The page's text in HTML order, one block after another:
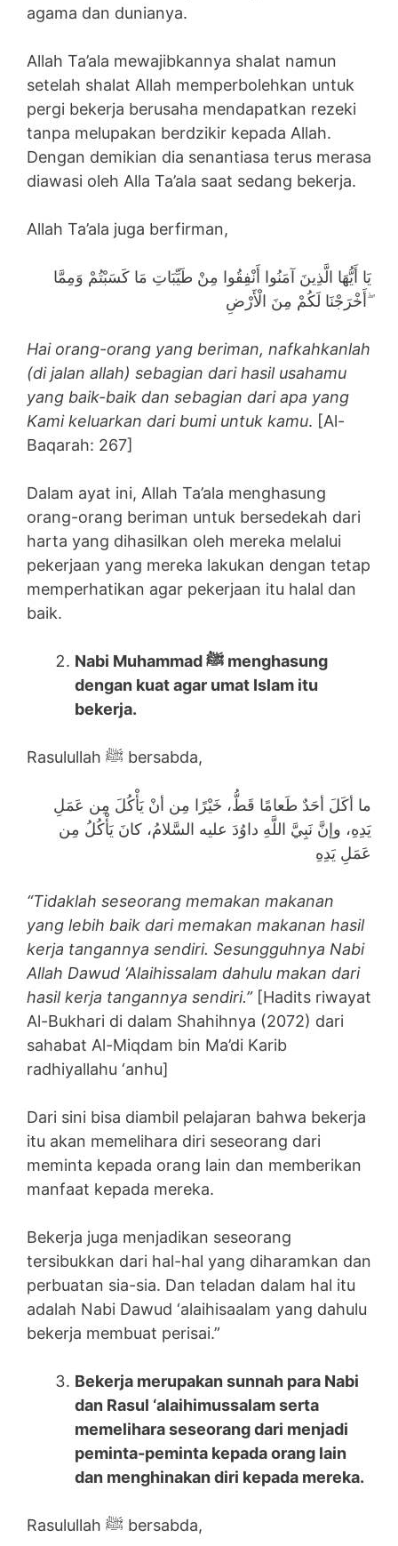
agama dan dunianya.
Allah Ta’ala mewajibkannya shalat namun
setelah shalat Allah memperbolehkan untuk
pergi bekerja berusaha mendapatkan rezeki
tanpa melupakan berdzikir kepada Allah.
Dengan demikian dia senantiasa terus merasa
diawasi oleh Alla Ta’ala saat sedang bekerja.
Allah Ta’ala juga berfirman,
يَا أَيُّهَا الَّذِينَ آمَنُوا أَنْفِقُوا مِنْ طَيِّبَاتِ مَا كَسَبْتُمْ وَمِمَّا
أَخْرَجْنَا لَكُمْ مِنَ الْأَرْضِ ۖ
Hai orang-orang yang beriman, nafkahkanlah
(di jalan allah) sebagian dari hasil usahamu
yang baik-baik dan sebagian dari apa yang
Kami keluarkan dari bumi untuk kamu. [Al-
Baqarah: 267]
Dalam ayat ini, Allah Ta’ala menghasung
orang-orang beriman untuk bersedekah dari
harta yang dihasilkan oleh mereka melalui
pekerjaan yang mereka lakukan dengan tetap
memperhatikan agar pekerjaan itu halal dan
baik.
Nabi Muhammad ﷺ menghasung
dengan kuat agar umat Islam itu
bekerja.
Rasulullah ﷺ bersabda,
ما أكَلَ أحَدٌ طَعامًا قَطُّ، خَيْرًا مِن أنْ يَأْكُلَ مِن عَمَلِ
يَدِهِ، وإنَّ نَبِيَّ اللَّهِ داوُدَ عليه السَّلامُ، كانَ يَأْكُلُ مِن
عَمَلِ يَدِهِ
“Tidaklah seseorang memakan makanan
yang lebih baik dari memakan makanan hasil
kerja tangannya sendiri. Sesungguhnya Nabi
Allah Dawud ‘Alaihissalam dahulu makan dari
hasil kerja tangannya sendiri.”[Hadits riwayat
Al-Bukhari di dalam Shahihnya (2072) dari
sahabat Al-Miqdam bin Ma’di Karib
radhiyallahu ‘anhu]
Dari sini bisa diambil pelajaran bahwa bekerja
itu akan memelihara diri seseorang dari
meminta kepada orang lain dan memberikan
manfaat kepada mereka.
Bekerja juga menjadikan seseorang
tersibukkan dari hal-hal yang diharamkan dan
perbuatan sia-sia. Dan teladan dalam hal itu
adalah Nabi Dawud ‘alaihisaalam yang dahulu
bekerja membuat perisai.”
Bekerja merupakan sunnah para Nabi
dan Rasul ‘alaihimussalam serta
memelihara seseorang dari menjadi
peminta-peminta kepada orang lain
dan menghinakan diri kepada mereka.
Rasulullah ﷺ bersabda,